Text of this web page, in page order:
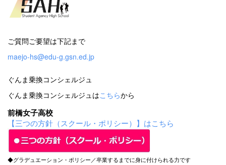
ご質問ご要望は下記まで
maejo-hs@edu-g.gsn.ed.jp
ぐんま乗換コンシェルジュ
ぐんま乗換コンシェルジュはこちらから
前橋女子高校
【三つの方針（スクール・ポリシー）】はこちら
◆グラデュエーション・ポリシー／卒業するまでに身に付けられる力です